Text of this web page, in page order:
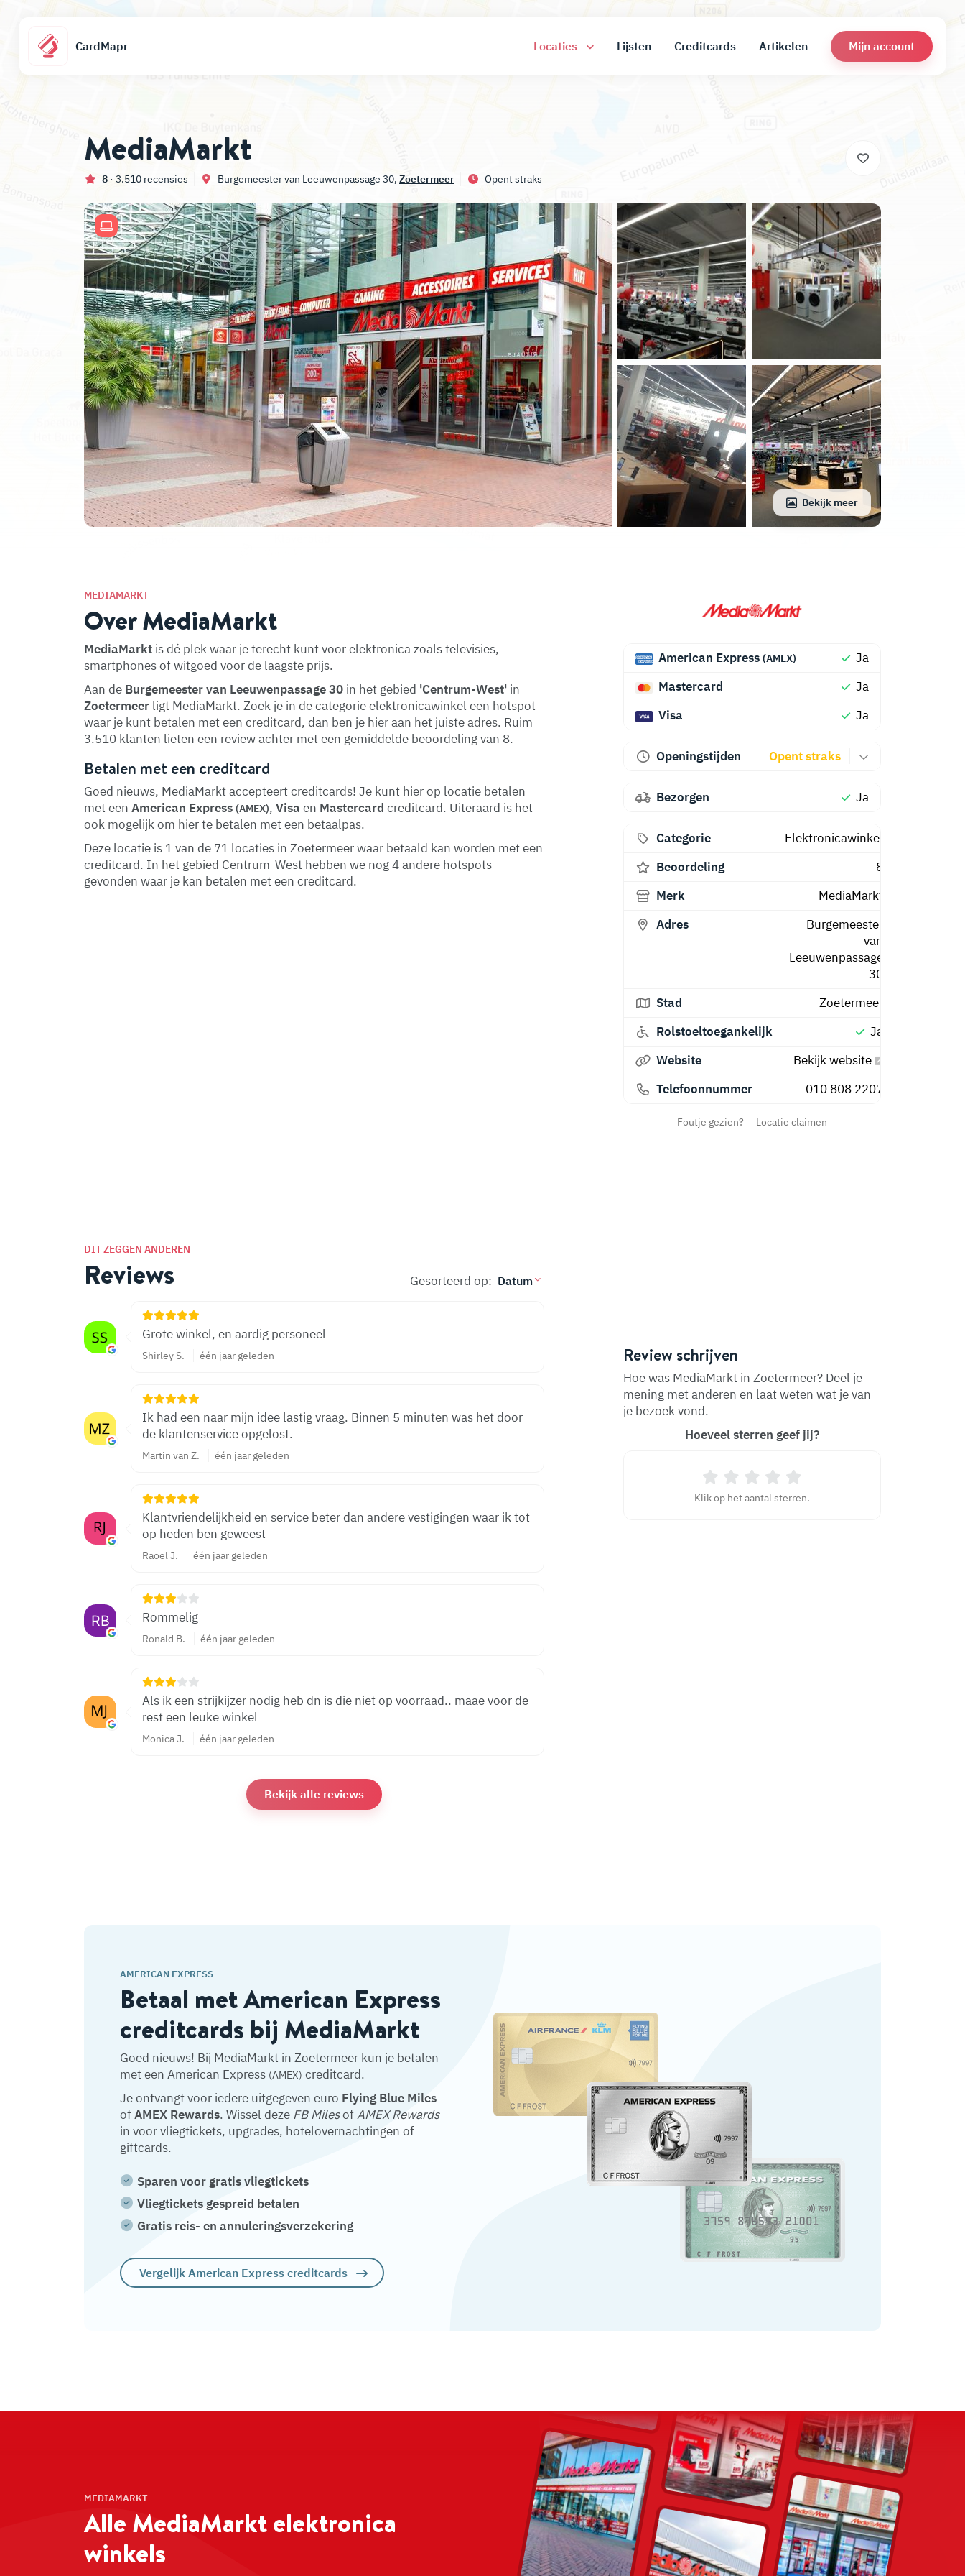
CardMapr Locaties Lijsten Creditcards Artikelen Mijn account
MediaMarkt
8 · 3.510 recensies Burgemeester van Leeuwenpassage 30, Zoetermeer Opent straks
Bekijk meer
MEDIAMARKT
Over MediaMarkt
MediaMarkt is dé plek waar je terecht kunt voor elektronica zoals televisies,
smartphones of witgoed voor de laagste prijs.
Aan de Burgemeester van Leeuwenpassage 30 in het gebied 'Centrum-West' in
Zoetermeer ligt MediaMarkt. Zoek je in de categorie elektronicawinkel een hotspot
waar je kunt betalen met een creditcard, dan ben je hier aan het juiste adres. Ruim
3.510 klanten lieten een review achter met een gemiddelde beoordeling van 8.
Betalen met een creditcard
Goed nieuws, MediaMarkt accepteert creditcards! Je kunt hier op locatie betalen
met een American Express (AMEX), Visa en Mastercard creditcard. Uiteraard is het
ook mogelijk om hier te betalen met een betaalpas.
Deze locatie is 1 van de 71 locaties in Zoetermeer waar betaald kan worden met een
creditcard. In het gebied Centrum-West hebben we nog 4 andere hotspots
gevonden waar je kan betalen met een creditcard.
American Express (AMEX)
Ja
Mastercard
Ja
Visa
Ja
Openingstijden Opent straks
Bezorgen Ja
Categorie
Elektronicawinkel
Beoordeling
8
Merk
MediaMarkt
Adres
Burgemeester
van
Leeuwenpassage
30
Stad
Zoetermeer
Rolstoeltoegankelijk
Ja
Website
Bekijk website
Telefoonnummer
010 808 2207
Foutje gezien? Locatie claimen
DIT ZEGGEN ANDEREN
Reviews Gesorteerd op:
Grote winkel, en aardig personeel
Shirley S. één jaar geleden
Ik had een naar mijn idee lastig vraag. Binnen 5 minuten was het door
de klantenservice opgelost.
Martin van Z. één jaar geleden
Klantvriendelijkheid en service beter dan andere vestigingen waar ik tot
op heden ben geweest
Raoel J. één jaar geleden
Rommelig
Ronald B. één jaar geleden
Als ik een strijkijzer nodig heb dn is die niet op voorraad.. maae voor de
rest een leuke winkel
Monica J. één jaar geleden
Bekijk alle reviews
Review schrijven
Hoe was MediaMarkt in Zoetermeer? Deel je
mening met anderen en laat weten wat je van
je bezoek vond.
Hoeveel sterren geef jij?
Klik op het aantal sterren.
AMERICAN EXPRESS
Betaal met American Express
creditcards bij MediaMarkt
Goed nieuws! Bij MediaMarkt in Zoetermeer kun je betalen
met een American Express (AMEX) creditcard.
Je ontvangt voor iedere uitgegeven euro Flying Blue Miles
ofAMEX Rewards. Wissel deze FB MilesofAMEX Rewards
in voor vliegtickets, upgrades, hotelovernachtingen of
giftcards.
Sparen voor gratis vliegtickets
Vliegtickets gespreid betalen
Gratis reis- en annuleringsverzekering
Vergelijk American Express creditcards
MEDIAMARKT
Alle MediaMarktelektronica
winkels